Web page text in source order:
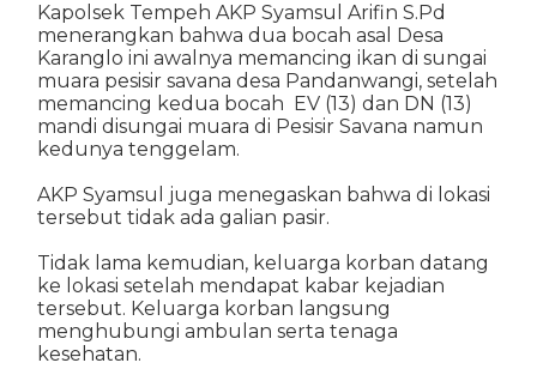
Kapolsek Tempeh AKP Syamsul Arifin S.Pd
menerangkan bahwa dua bocah asal Desa
Karanglo ini awalnya memancing ikan di sungai
muara pesisir savana desa Pandanwangi, setelah
memancing kedua bocah EV (13) dan DN (13)
mandi disungai muara di Pesisir Savana namun
kedunya tenggelam.
AKP Syamsul juga menegaskan bahwa di lokasi
tersebut tidak ada galian pasir.
Tidak lama kemudian, keluarga korban datang
ke lokasi setelah mendapat kabar kejadian
tersebut. Keluarga korban langsung
menghubungi ambulan serta tenaga
kesehatan.